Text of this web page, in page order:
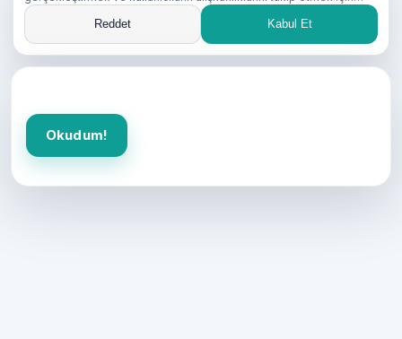
çerezler kullanıyoruz. Çerez kullanımımız hakkında ayrıntılı bilgiyi
Çerez Politikamızdabulabilirsiniz.“Kabul Et” butonu ile tüm
çerezleri kabul edebilir veya “Reddet” butonu ile çerezleri
reddedebilirsiniz.
Reddet Kabul Et
Okudum!